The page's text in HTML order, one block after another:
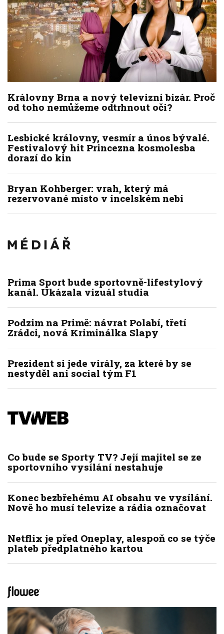
Královny Brna a nový televizní bizár. Proč
od toho nemůžeme odtrhnout oči?
Lesbické královny, vesmír a únos bývalé.
Festivalový hit Princezna kosmolesba
dorazí do kin
Bryan Kohberger: vrah, který má
rezervované místo v incelském nebi
Prima Sport bude sportovně-lifestylový
kanál. Ukázala vizuál studia
Podzim na Primě: návrat Polabí, třetí
Zrádci, nová Kriminálka Slapy
Prezident si jede virály, za které by se
nestyděl ani social tým F1
Co bude se Sporty TV? Její majitel se ze
sportovního vysílání nestahuje
Konec bezbřehému AI obsahu ve vysílání.
Nově ho musí televize a rádia označovat
Netflix je před Oneplay, alespoň co se týče
plateb předplatného kartou